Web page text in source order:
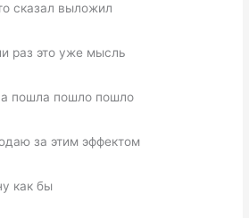
сказал выложил
раз это уже мысль
пошла пошло пошло
за этим эффектом
как бы